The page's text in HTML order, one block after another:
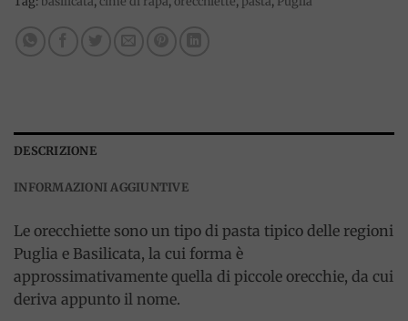
DESCRIZIONE
INFORMAZIONI AGGIUNTIVE
Le orecchiette sono un tipo di pasta tipico delle regioni
Puglia e Basilicata, la cui forma è
approssimativamente quella di piccole orecchie, da cui
deriva appunto il nome.